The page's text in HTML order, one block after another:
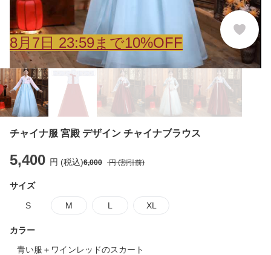
8月 7 日 23:59まで10%OFF
チャイナ服 宮殿 デザイン チャイナブラウス
5,400 円 (税込)6,000 円 (割引前)
サイズ
S M L XL
カラー
青い服＋ワインレッドのスカート